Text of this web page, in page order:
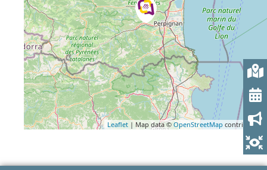
Leaflet | Map data © OpenStreetMap contributors